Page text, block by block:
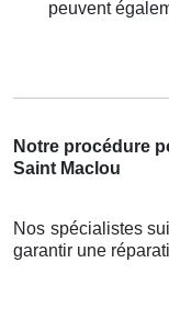
peuvent
Notre procédure
Saint Maclou
Nos spécialistes
garantir une